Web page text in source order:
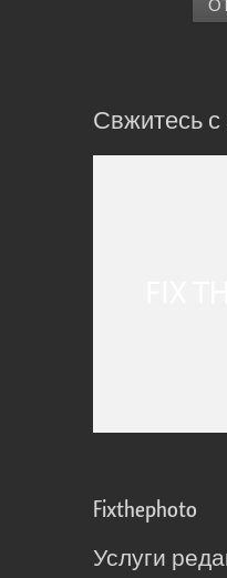
Свжитесь с
Fixthephoto
Услуги